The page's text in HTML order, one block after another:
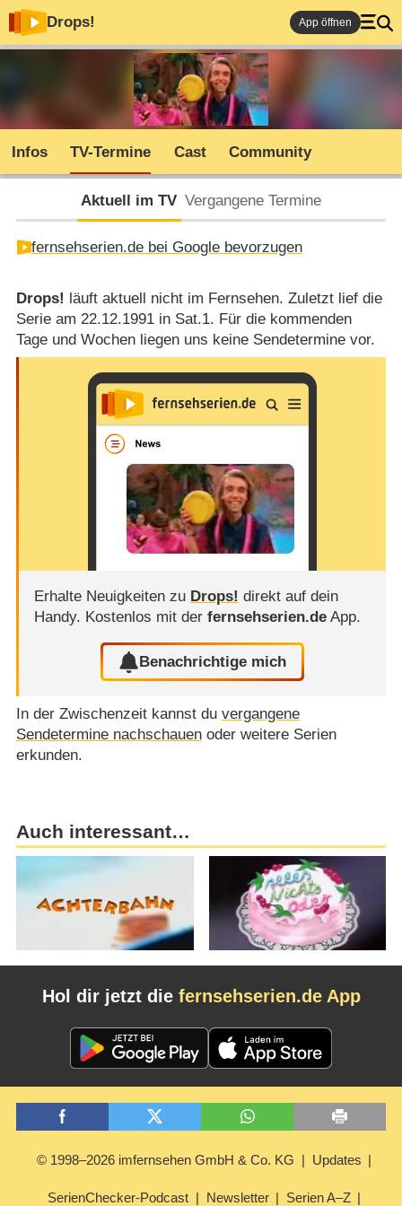
Drops! App öffnen
Infos TV-Termine Cast Community
Aktuell im TV Vergangene Termine
fernsehserien.de bei Google bevorzugen
Drops! läuft aktuell nicht im Fernsehen. Zuletzt lief die
Serie am 22.12.1991 in Sat.1. Für die kommenden
Tage und Wochen liegen uns keine Sendetermine vor.
Erhalte Neuigkeiten zu Drops! direkt auf dein
Handy. Kostenlos mit der fernsehserien.deApp.
Benachrichtige mich
In der Zwischenzeit kannst du vergangene
Sendetermine nachschauenoder weitere Serien
erkunden.
Auch interessant…
Hol dir jetzt die fernsehserien.de App
© 1998–2026 imfernsehen GmbH & Co. KG Updates
SerienChecker-Podcast Newsletter Serien A–Z